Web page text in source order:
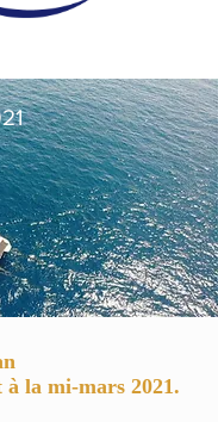
la mi-mars 2021.